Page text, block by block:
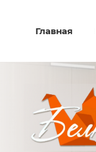
Главная